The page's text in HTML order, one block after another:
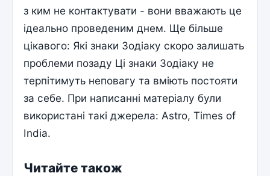
з ким не контактувати - вони вважають це
ідеально проведеним днем. Ще більше
цікавого: Які знаки Зодіаку скоро залишать
проблеми позаду Ці знаки Зодіаку не
терпітимуть неповагу та вміють постояти
за себе. При написанні матеріалу були
використані такі джерела: Astro, Times of
India.
Читайте також